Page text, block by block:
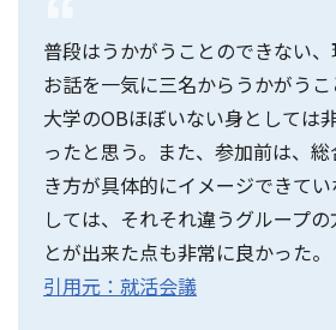
普段はうかがうことのできない
お話を一気に三名からうかがうこ
大学のOBほぼいない身としては
ったと思う。また、参加前は、
き方が具体的にイメージできて
しては、それそれ違うグループ
とが出来た点も非常に良かった。
引用元：就活会議